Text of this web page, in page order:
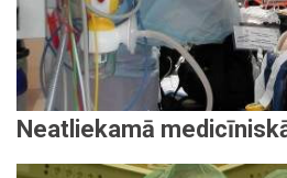
Neatliekamā